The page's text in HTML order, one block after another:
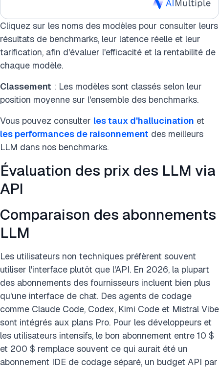
Cliquez sur les noms des modèles pour consulter leurs
résultats de benchmarks, leur latence réelle et leur
tarification, afin d'évaluer l'efficacité et la rentabilité de
chaque modèle.
Classement : Les modèles sont classés selon leur
position moyenne sur l'ensemble des benchmarks.
Vous pouvez consulter les taux d'hallucination et
les performances de raisonnement des meilleurs
LLM dans nos benchmarks.
Évaluation des prix des LLM via
API
Comparaison des abonnements
LLM
Les utilisateurs non techniques préfèrent souvent
utiliser l'interface plutôt que l'API. En 2026, la plupart
des abonnements des fournisseurs incluent bien plus
qu'une interface de chat. Des agents de codage
comme Claude Code, Codex, Kimi Code et Mistral Vibe
sont intégrés aux plans Pro. Pour les développeurs et
les utilisateurs intensifs, le bon abonnement entre 10 $
et 200 $ remplace souvent ce qui aurait été un
abonnement IDE de codage séparé, un budget API par